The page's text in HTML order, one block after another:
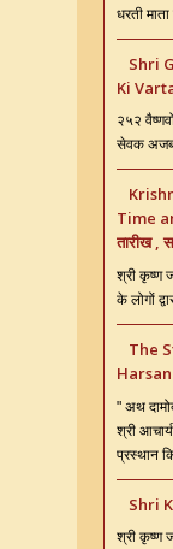
धरती माता
Shri
Ki
२५२
सेवक अजब
Time
तारीख ,
श्री कृष्ण
के लोगों
The
" अथ
श्री
प्रस्थान
Shri
श्री कृष्ण